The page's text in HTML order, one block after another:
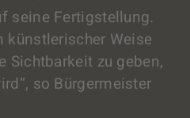
seine Fertigstellung.
künstlerischer Weise
Sichtbarkeit zu geben,
so Bürgermeister